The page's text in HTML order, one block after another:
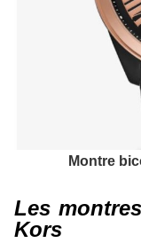
Montre
Les
Kors